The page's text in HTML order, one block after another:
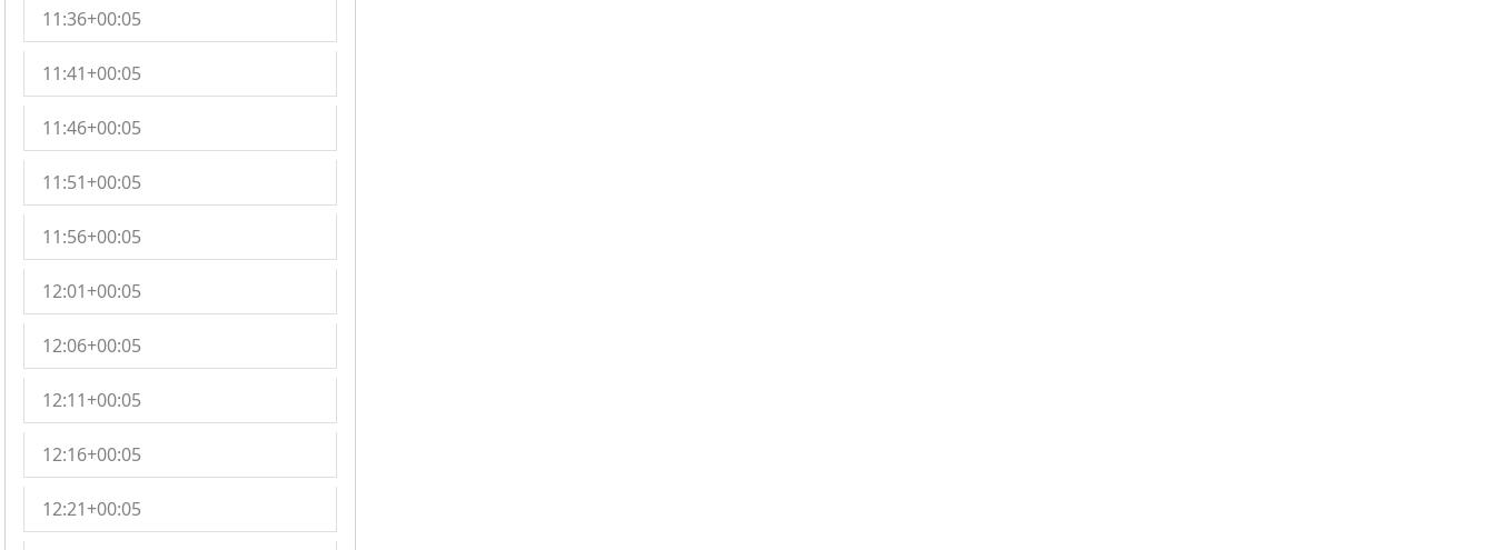
11:36+00:05
11:41+00:05
11:46+00:05
11:51+00:05
11:56+00:05
12:01+00:05
12:06+00:05
12:11+00:05
12:16+00:05
12:21+00:05